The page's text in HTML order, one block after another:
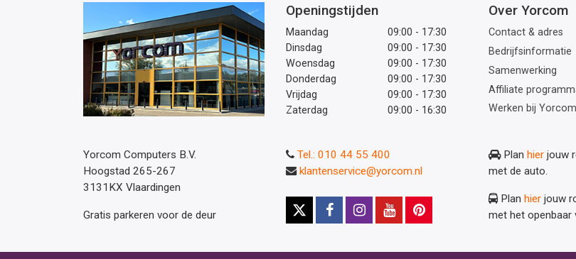
Openingstijden
Maandag
09:00 - 17:30
Dinsdag
09:00 - 17:30
Woensdag
09:00 - 17:30
Donderdag
09:00 - 17:30
Vrijdag
09:00 - 17:30
Zaterdag
09:00 - 16:30
Over Yorcom
Contact & adres
Bedrijfsinformatie
Samenwerking
Affiliate
Werken bij Yorcom
Yorcom Computers B.V.
Hoogstad 265-267
3131KX Vlaardingen
Gratis parkeren voor de deur
Plan hier jouw
met de auto.
Plan hier jouw
met het openbaar
Tel.: 010 44 55 400
klantenservice@yorcom.nl